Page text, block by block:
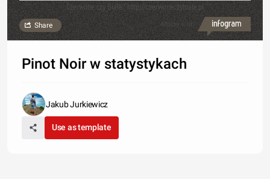
Czerwone czy Białe? http://czerwoneczybiale.pl
Made with
Share
Pinot Noir w statystykach
Jakub Jurkiewicz
Use as template